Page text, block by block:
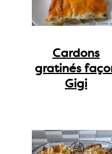
Cardons
gratinés
Gigi